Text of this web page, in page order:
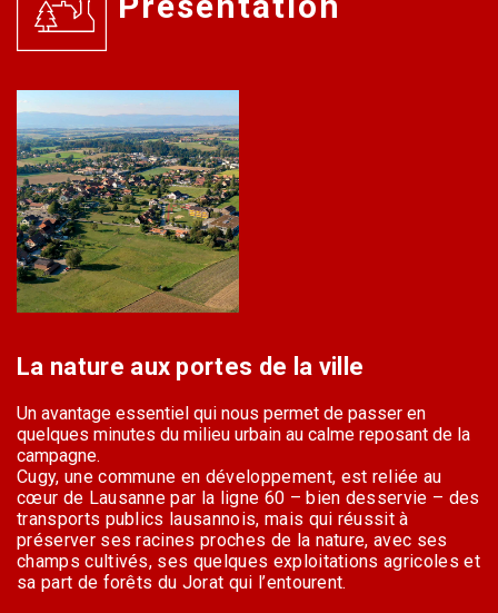
La nature aux portes de la ville
Un avantage essentiel qui nous permet de passer en
quelques minutes du milieu urbain au calme reposant de la
campagne.
Cugy, une commune en développement, est reliée au
cœur de Lausanne par la ligne 60 – bien desservie – des
transports publics lausannois, mais qui réussit à
préserver ses racines proches de la nature, avec ses
champs cultivés, ses quelques exploitations agricoles et
sa part de forêts du Jorat qui l’entourent.